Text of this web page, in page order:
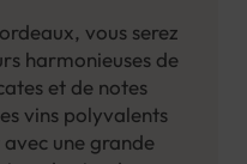
telles que Saint-
et Saint-Julien,
puissants aux
vous serez
harmonieuses de
et de notes
vins polyvalents
une grande